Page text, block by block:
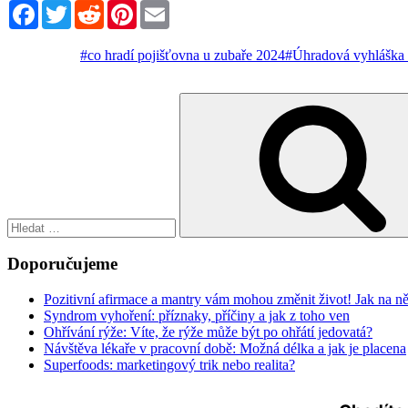
FacebookTwitterRedditPinterest
#co hradí pojišťovna u zubaře 2024#Úhradová vyhláška
Doporučujeme
Pozitivní afirmace a mantry vám mohou změnit život! Jak na
Syndrom vyhoření: příznaky, příčiny a jak z toho ven
Ohřívání rýže: Víte, že rýže může být po ohřátí jedovatá?
Návštěva lékaře v pracovní době: Možná délka a jak je placena
Superfoods: marketingový trik nebo realita?